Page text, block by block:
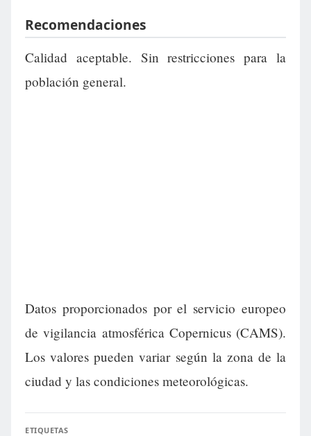
Recomendaciones
Calidad aceptable. Sin restricciones para la
población general.
Datos proporcionados por el servicio europeo
de vigilancia atmosférica Copernicus (CAMS).
Los valores pueden variar según la zona de la
ciudad y las condiciones meteorológicas.
ETIQUETAS